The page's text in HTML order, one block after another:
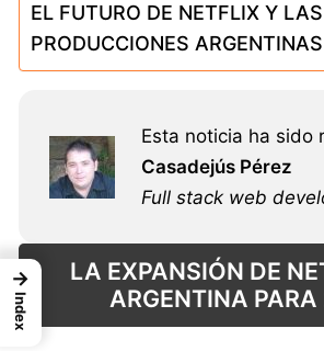
EL FUTURO DE NETFLIX Y LAS
PRODUCCIONES ARGENTINAS
Esta noticia ha sido
Casadejús Pérez
Full stack web
LA EXPANSIÓN DE
ARGENTINA
→
Index